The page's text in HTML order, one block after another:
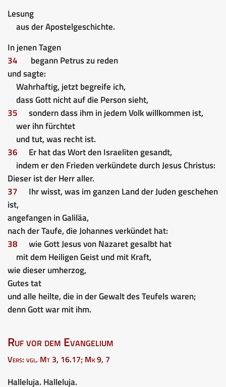
Lesung
aus der Apostelgeschichte.
In jenen Tagen
34
begann Petrus zu reden
und sagte:
Wahrhaftig, jetzt begreife ich,
dass Gott nicht auf die Person sieht,
35
sondern dass ihm in jedem Volk willkommen ist,
wer ihn fürchtet
und tut, was recht ist.
36
Er hat das Wort den Israeliten gesandt,
indem er den Frieden verkündete durch Jesus Christus:
Dieser ist der Herr aller.
37
Ihr wisst, was im ganzen Land der Juden geschehen
ist,
angefangen in Galiläa,
nach der Taufe, die Johannes verkündet hat:
38
wie Gott Jesus von Nazaret gesalbt hat
mit dem Heiligen Geist und mit Kraft,
wie dieser umherzog,
Gutes tat
und alle heilte, die in der Gewalt des Teufels waren;
denn Gott war mit ihm.
Ruf vor dem Evangelium
Vers: vgl. Mt 3, 16.17; Mk 9, 7
Halleluja. Halleluja.